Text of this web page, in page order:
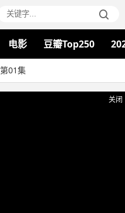
电影 豆瓣Top250
第01集
关闭